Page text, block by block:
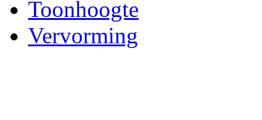
Toonhoogte
Vervorming